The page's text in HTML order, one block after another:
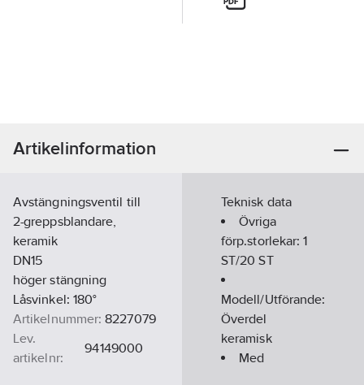
Artikelinformation
Avstängningsventil till
2-greppsblandare,
keramik
DN15
höger stängning
Låsvinkel: 180°
Artikelnummer: 8227079
Lev.
artikelnr:
94149000
Teknisk data
Övriga
förp.storlekar:1
ST/20 ST
Modell/Utförande:
Överdel
keramisk
Med